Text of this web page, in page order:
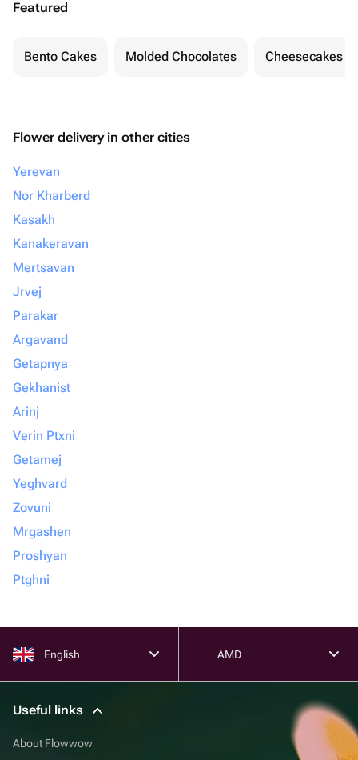
Featured
Bento Cakes Molded Chocolates Cheesecakes
Flower delivery in other cities
Yerevan
Nor Kharberd
Kasakh
Kanakeravan
Mertsavan
Jrvej
Parakar
Argavand
Getapnya
Gekhanist
Arinj
Verin Ptxni
Getamej
Yeghvard
Zovuni
Mrgashen
Proshyan
Ptghni
English AMD
Useful links
About Flowwow